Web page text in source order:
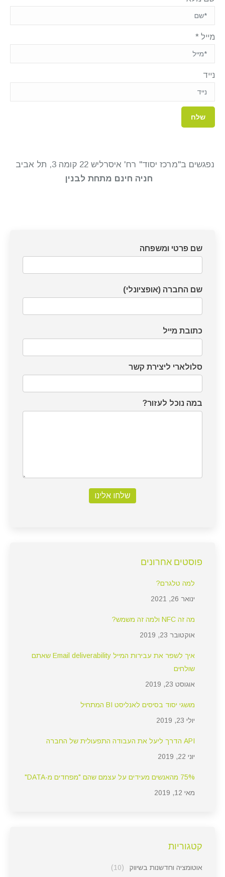
מייל *
נייד
נפגשים ב"מרכז יסוד" רח' איסרליש 22 קומה 3, תל אביב
חניה חינם מתחת לבנין
דף
צרו
קשר
שם פרטי ומשפחה
שם החברה (אופציונלי)
כתובת מייל
סלולארי ליצירת קשר
במה נוכל לעזור?
שלחו אלינו
פוסטים אחרונים
למה טלגרם?
ינואר 26, 2021
מה זה NFC ולמה זה משמש?
אוקטובר 23, 2019
איך לשפר את עבירות המייל Email deliverability שאתם
שולחים
אוגוסט 23, 2019
מושגי יסוד בסיסים לאנליסט BI המתחיל
יולי 23, 2019
API הדרך ליעל את העבודה התפעולית של החברה
יוני 22, 2019
75% מהאנשים מעידים על עצמם שהם "מפחדים מ-DATA"
מאי 12, 2019
קטגוריות
אוטומציה וחדשנות בשיווק
(10)